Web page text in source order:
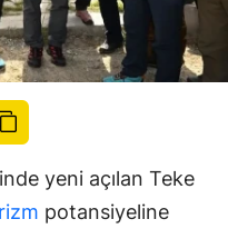
yeni açılan Teke
potansiyeline